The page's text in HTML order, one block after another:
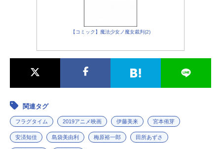
【コミック】魔法少女ノ魔女裁判(2)
関連タグ
フラグタイム 2019アニメ映画 伊藤美来 宮本侑芽
安済知佳 島袋美由利 梅原裕一郎 田所あずさ